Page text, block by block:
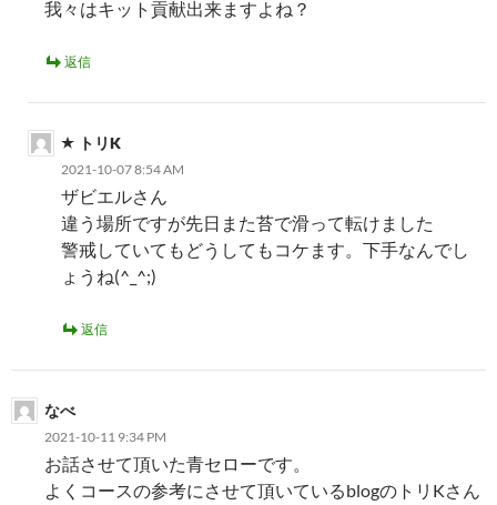
我々はキット貢献出来ますよね？
返信
トリK
2021-10-07 8:54 AM
ザビエルさん
違う場所ですが先日また苔で滑って転けました
警戒していてもどうしてもコケます。下手なんでし
ょうね(^_^;)
返信
なべ
2021-10-11 9:34 PM
お話させて頂いた青セローです。
よくコースの参考にさせて頂いているblogのトリKさん